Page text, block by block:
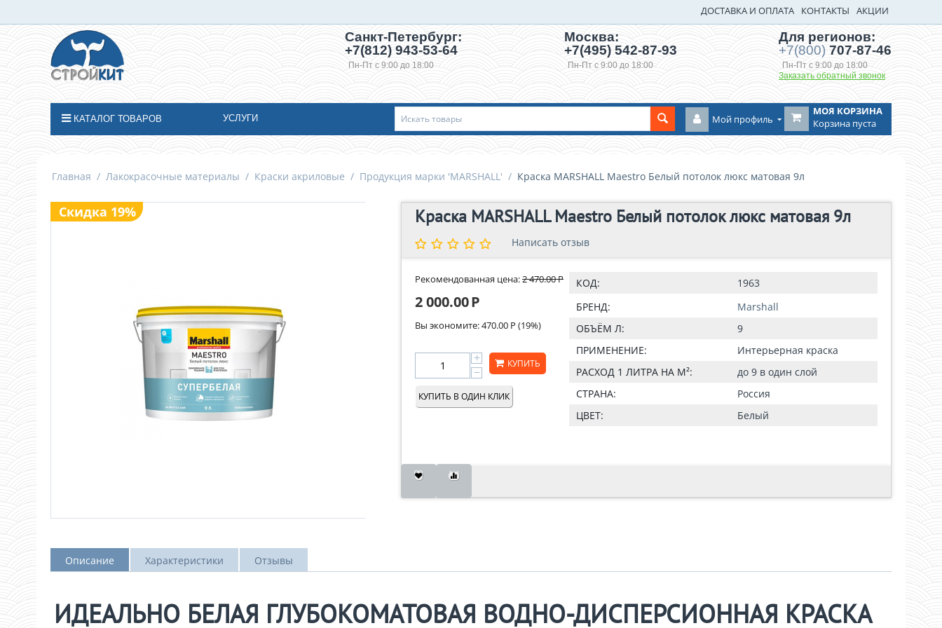
ДОСТАВКА И ОПЛАТА КОНТАКТЫ АКЦИИ
Санкт-Петербург:
+7(812) 943-53-64
Пн-Пт с 9:00 до 18:00
Москва:
+7(495)542-87-93
Пн-Пт с 9:00 до 18:00
Для регионов:
+7(800)707-87-46
Пн-Пт с 9:00 до 18:00
Заказать обратный звонок
КАТАЛОГ ТОВАРОВ УСЛУГИ
МОЯ КОРЗИНА
Корзина пуста
Мой профиль
Главная / Лакокрасочные материалы / Краски акриловые / Продукция марки 'MARSHALL' / Краска MARSHALL Maestro Белый потолок люкс матовая 9л
Скидка 19% Краска MARSHALL Maestro Белый потолок люкс матовая 9л
Написать отзыв
Рекомендованная цена:2 470.00Р
2 000.00Р
Вы экономите:470.00 Р (19%)
+
−
КУПИТЬ
Написать отзыв
КУПИТЬ В ОДИН КЛИК
КОД:
1963
БРЕНД:
Marshall
ОБЪЁМ Л:
9
ПРИМЕНЕНИЕ:
Интерьерная краска
РАСХОД 1 ЛИТРА НА М²:
до 9 в один слой
СТРАНА:
Россия
ЦВЕТ:
Белый
Описание Характеристики Отзывы
ИДЕАЛЬНО БЕЛАЯ ГЛУБОКОМАТОВАЯ ВОДНО-ДИСПЕРСИОННАЯ КРАСКА